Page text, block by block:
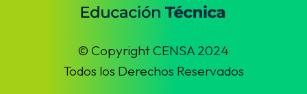
© Copyright CENSA 2024
Todos los Derechos Reservados